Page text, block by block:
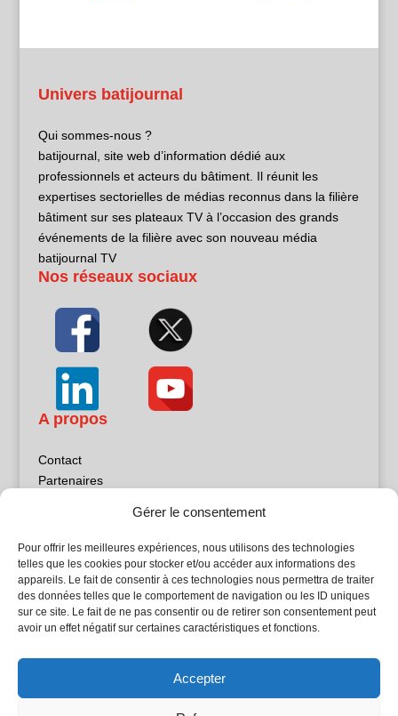
Gérer le consentement
Pour offrir les meilleures expériences, nous utilisons des technologies
telles que les cookies pour stocker et/ou accéder aux informations des
appareils. Le fait de consentir à ces technologies nous permettra de traiter
des données telles que le comportement de navigation ou les ID uniques
sur ce site. Le fait de ne pas consentir ou de retirer son consentement peut
avoir un effet négatif sur certaines caractéristiques et fonctions.
Accepter
Univers batijournal
Qui sommes-nous ?
batijournal, site web d’information dédié aux
professionnels et acteurs du bâtiment. Il réunit les
expertises sectorielles de médias reconnus dans la filière
bâtiment sur ses plateaux TV à l’occasion des grands
événements de la filière avec son nouveau média
batijournal TV
Nos réseaux sociaux
A propos
Contact
Partenaires
Politique de confidentialité
Sites partenaires
5Façades
Atrium Patrimoine
L'Atelier Bois